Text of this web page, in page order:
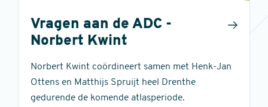
Vragen aan de ADC -
Norbert Kwint
Norbert Kwint coördineert samen met Henk-Jan
Ottens en Matthijs Spruijt heel Drenthe
gedurende de komende atlasperiode.